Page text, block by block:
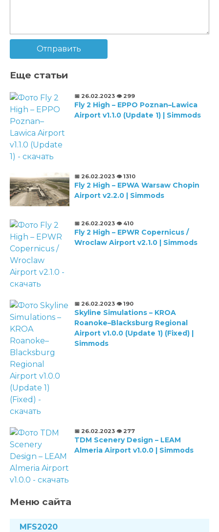
Отправить
Еще статьи
📅 26.02.2023 👁️ 299
Fly 2 High – EPPO Poznan–Lawica
Airport v1.1.0 (Update 1) | Simmods
📅 26.02.2023 👁️ 1310
Fly 2 High – EPWA Warsaw Chopin
Airport v2.2.0 | Simmods
📅 26.02.2023 👁️ 410
Fly 2 High – EPWR Copernicus /
Wroclaw Airport v2.1.0 | Simmods
📅 26.02.2023 👁️ 190
Skyline Simulations – KROA
Roanoke–Blacksburg Regional
Airport v1.0.0 (Update 1) (Fixed) |
Simmods
📅 26.02.2023 👁️ 277
TDM Scenery Design – LEAM
Almeria Airport v1.0.0 | Simmods
Меню сайта
MFS2020